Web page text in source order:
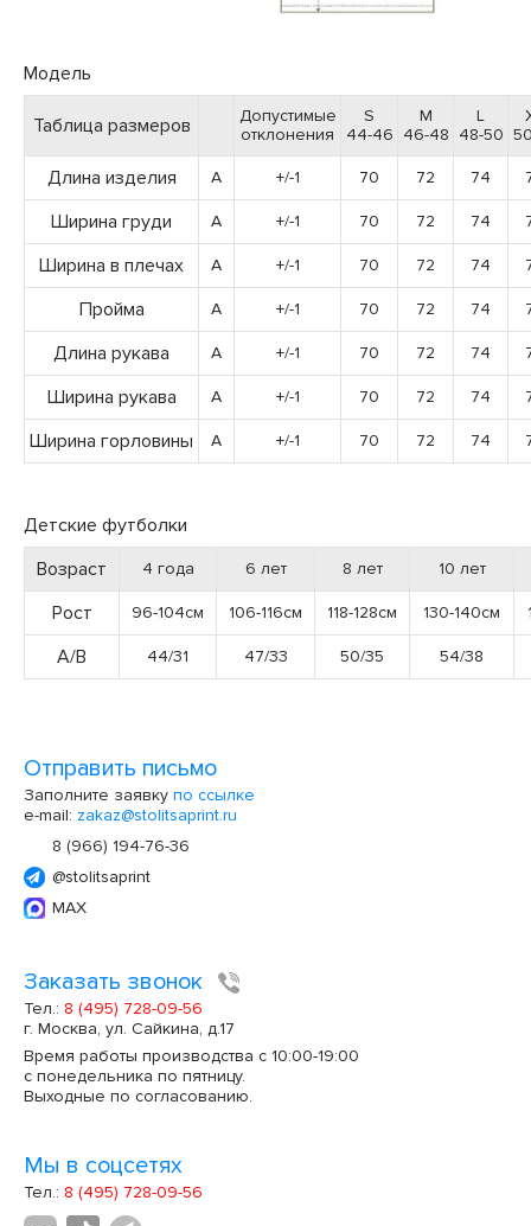
Модель
Таблица размеров
Допустимые
отклонения
S
44-46
M
46-48
L
48-50
Длина изделия A +/-1 70 72 74
Ширина груди A +/-1 70 72 74
Ширина в плечах A +/-1 70 72 74
Пройма A +/-1 70 72 74
Длина рукава A +/-1 70 72 74
Ширина рукава A +/-1 70 72 74
Ширина горловины A +/-1 70 72 74
Детские футболки
Возраст
4 года 6 лет 8 лет 10 лет
Рост 96-104см 106-116см 118-128см 130-140см
А/В 44/31 47/33 50/35 54/38
Отправить письмо
Заполните заявку по ссылке
e-mail: zakaz@stolitsaprint.ru
8 (966) 194-76-36
@stolitsaprint
MAX
Заказать звонок
Тел.: 8 (495) 728-09-56
г. Москва, ул. Сайкина, д.17
Время работы производства с 10:00-19:00
с понедельника по пятницу.
Выходные по согласованию.
Мы в соцсетях
Тел.: 8 (495) 728-09-56